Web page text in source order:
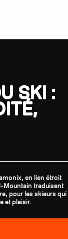
SKI :
en lien étroit
Mountain traduisent
pour les skieurs qui
et plaisir.